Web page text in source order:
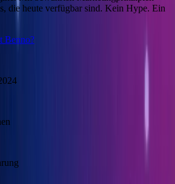
die heute verfügbar sind. Kein Hype. Ein
Benno?